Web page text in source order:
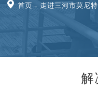
首页 走进三河市莫尼
解